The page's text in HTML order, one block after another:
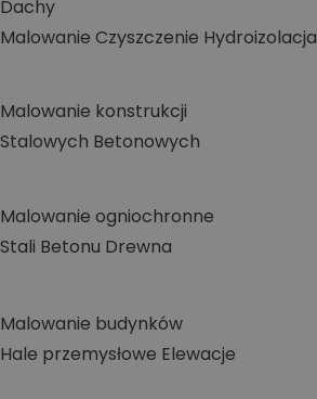
Dachy
Malowanie Czyszczenie Hydroizolacja
Malowanie konstrukcji
Stalowych Betonowych
Malowanie ogniochronne
Stali Betonu Drewna
Malowanie budynków
Hale przemysłowe Elewacje